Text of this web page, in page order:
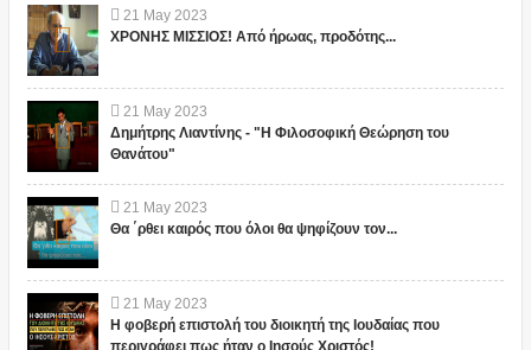
21 May 2023
ΧΡΟΝΗΣ ΜΙΣΣΙΟΣ! Από ήρωας, προδότης...
21 May 2023
Δημήτρης Λιαντίνης - "Η Φιλοσοφική Θεώρηση του
Θανάτου"
21 May 2023
Θα ΄ρθει καιρός που όλοι θα ψηφίζουν τον...
21 May 2023
Η φοβερή επιστολή του διοικητή της Ιουδαίας που